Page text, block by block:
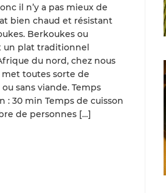
il n’y a pas mieux de
bien chaud et résistant
Berkoukes ou
un plat traditionnel
du nord, chez nous
toutes sorte de
sans viande. Temps
: 30 min Temps de cuisson
de personnes […]